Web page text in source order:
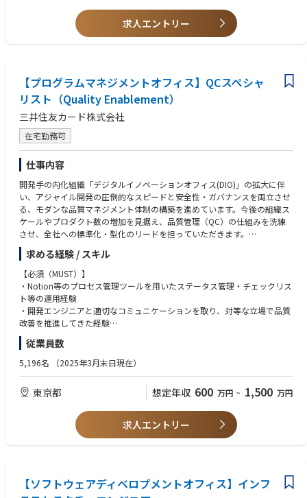
開発パートナー任せにするのではなく、自らがシステム企画・要件・構
成・セキュリティに対して意思を持ち、プロジェクトをリードする中心的
・セキュリティ基盤の企画・設計・開発
～社内システム（オンプレミス／マルチクラウド環境）及びインターネ
ット環境におけるセキュリティ基盤の企画・設計・開発・保守
・社内OA（PC、Azure、Microsoft 365等）企画・設計・高度化
・ネットワーク基盤の企画・設計・開発
～データセンター／クラウド接続、拠点ネットワークの最適化・高度化
・中核システム（メインフレーム）基盤の企画・開発・モダナイゼーショ
ン
・システム運用・運用高度化
～運用自動化、標準化、効率化（ITSM、AIOps 等）の推進
・社内システム基盤によるDX推進
～最新技術を活用したシステム更改/改善の企画・開発によるDX推
進、新規システムアーキテクチャ検討
【配属組織（システム基盤・運用部）】
・約110名が在籍しており、うち約6割が中途採用でのご入社の方で、転職
された方でも馴染みやすい環境です。キャリア採用の方でも、知識・スキ
ルに応じて裁量を与えられ、マネジメント等、豊富なキャリアが描くこと
ができます。
・専門性の発揮による当社事業への貢献やノウハウの共有など、専門領域
のプロフェッショナルとなる人材を育成するための認定制度もございま
す。社員の多様な価値観やキャリアプランに応えるために、年2回の認定
機会が設けられています。
・これまで立場の違うSIer等で活躍された後に、より上流工程で成果を実
感したいという思いで当社に入社し、活躍されている方も在籍していま
す。
求人エントリー
【プログラムマネジメントオフィス】QCスペシャ
リスト（Quality Enablement）
三井住友カード株式会社
在宅勤務可
仕事内容
開発手の内化組織「デジタルイノベーションオフィス(DIO)」の拡大に伴
い、アジャイル開発の圧倒的なスピードと安全性・ガバナンスを両立させ
る、モダンな品質マネジメント体制の構築を進めています。今後の組織ス
ケールやプロダクト数の増加を見据え、品質管理（QC）の仕組みを洗練
させ、全社への標準化・型化のリードを担っていただきます。
■職務詳細
・プロダクト開発におけるQCプロセスの全体設計・運用および継続的な
高度化のリード
・各開発工程におけるゲート判定フローの運営、および各プロダクトチー
ムが提出するファクト(証跡)の厳格な監査
・品質保証（QA）チームが策定する開発標準規定と連携した、機能するガ
・NotionデータベースやSlackワークフロー等を活用した確認作業の自動
化・効率化の推進
・ウォーターフォール型の硬直化した開発を止めるQCではなく、開発を
・Notion, GitHub, Slackといったツールをフル活用し、ガバナンスと自動
化を組み合わせたモダンなQC経験を積むことが可能
求める経験 / スキル
【必須（MUST）】
・Notion等のプロセス管理ツールを用いたステータス管理・チェックリス
ト等の運用経験
・開発エンジニアと適切なコミュニケーションを取り、対等な立場で品質
改善を推進してきた経験
加えて、下記いずれかのご経験をお持ちの方
・ソフトウェア開発におけるQC/QAの経験（3年以上）
主導した経験（3年以上）
【歓迎（WANT）】
・アジャイル/スクラム開発に関する深い理解
・金融系システムにおける開発・テスト・品質管理経験
・GitHub等を用いたソースコード管理、CI/CD、レビュープロセスの実務
従業員数
5,196名 （2025年3月末日現在）
東京都 想定年収 600 万円 ~ 1,500 万円
求人エントリー
【ソフトウェアディベロプメントオフィス】インフ